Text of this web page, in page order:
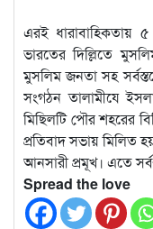
এরই ধারাবাহিকতায় ৫
ভারতের দিল্লিতে
মুসলিম জনতা সহ
সংগঠন তালামীযে
মিছিলটি পৌর শহরের
প্রতিবাদ সভায় মিলিত
আনসারী প্রমূখ। এতে
Spread the love